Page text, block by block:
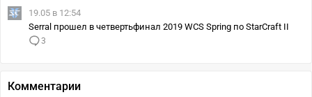
19.05 в 12:54
Serral прошел в четвертьфинал 2019 WCS Spring по StarCraft II
3
Комментарии